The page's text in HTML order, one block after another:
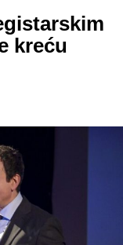
kreću